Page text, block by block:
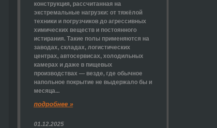
конструкция, рассчитанная на
экстремальные нагрузки: от тяжёлой
техники и погрузчиков до агрессивных
химических веществ и постоянного
истирания. Такие полы применяются на
заводах, складах, логистических
центрах, автосервисах, холодильных
камерах и даже в пищевых
производствах — везде, где обычное
напольное покрытие не выдержало бы и
месяца...
подробнее »
01.12.2025